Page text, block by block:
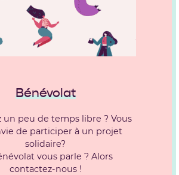
Bénévolat
un peu de temps libre ? Vous
de participer à un projet
solidaire?
vous parle ? Alors
contactez-nous !